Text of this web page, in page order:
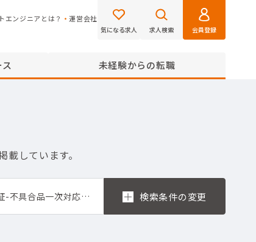
エンジニアとは？ 運営会社
気になる求人 求人検索 会員登録
未経験からの転職
しています。
品質保証-部品受入れ検査,品質保証-信頼性試験・評価,品質保証-品質管理,品質保証-製品出荷前検査,品質保証-不具合品一次対応,品質保証-不具合品再現試験,山形県